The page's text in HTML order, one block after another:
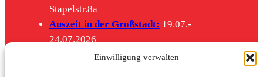
Einwilligung verwalten
Stapelstr.8a
Auszeit in der Großstadt: 19.07.-
24.07.2026
Feldenkrais in Leipzig